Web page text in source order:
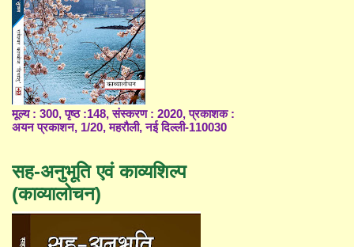
मूल्य : 300, पृष्ठ :148, संस्करण : 2020, प्रकाशक :
अयन प्रकाशन, 1/20, महरौली, नई दिल्ली-110030
सह-अनुभूति एवं काव्यशिल्प
(काव्यालोचन)